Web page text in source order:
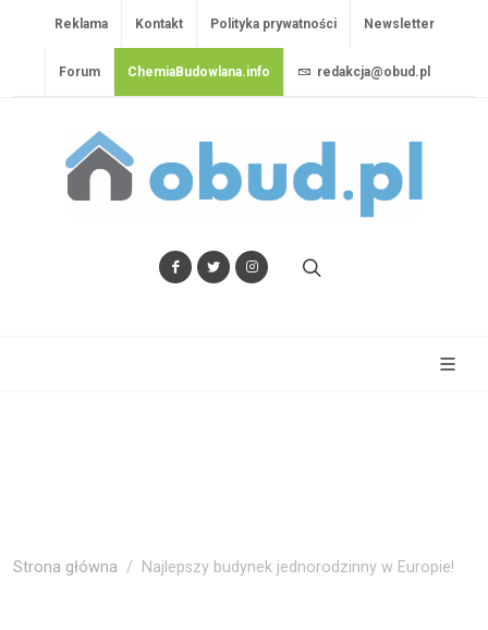
Reklama Kontakt Polityka prywatności Newsletter
Forum ChemiaBudowlana.info redakcja@obud.pl
Strona główna Najlepszy budynek jednorodzinny w Europie!